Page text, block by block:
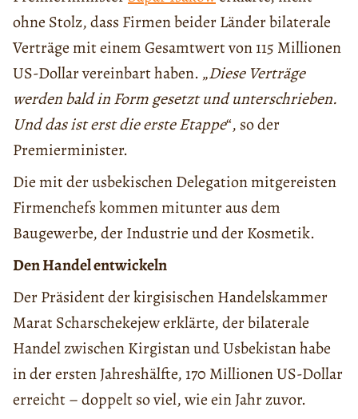
ohne Stolz, dass Firmen beider Länder bilaterale
Verträge mit einem Gesamtwert von 115 Millionen
US-Dollar vereinbart haben. „Diese Verträge
werden bald in Form gesetzt und unterschrieben.
Und das ist erst die erste Etappe“, so der
Premierminister.
Die mit der usbekischen Delegation mitgereisten
Firmenchefs kommen mitunter aus dem
Baugewerbe, der Industrie und der Kosmetik.
Den Handel entwickeln
Der Präsident der kirgisischen Handelskammer
Marat Scharschekejew erklärte, der bilaterale
Handel zwischen Kirgistan und Usbekistan habe
in der ersten Jahreshälfte, 170 Millionen US-Dollar
erreicht – doppelt so viel, wie ein Jahr zuvor.